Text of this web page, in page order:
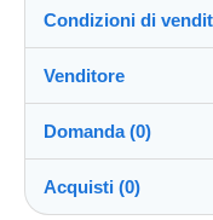
Condizioni di
Spedizione dopo il
Venditore
PRO
Domanda (0)
Acquisti (0)